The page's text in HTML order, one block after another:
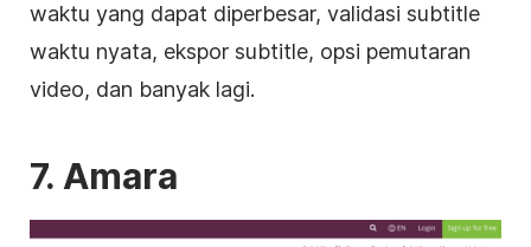
waktu yang dapat diperbesar, validasi subtitle
waktu nyata, ekspor subtitle, opsi pemutaran
video, dan banyak lagi.
7. Amara